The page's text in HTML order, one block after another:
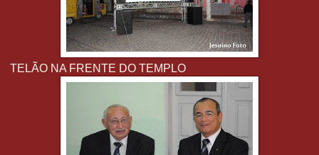
TELÃO NA FRENTE DO TEMPLO